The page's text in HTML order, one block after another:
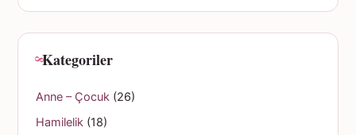
Kategoriler
Anne – Çocuk (26)
Hamilelik (18)